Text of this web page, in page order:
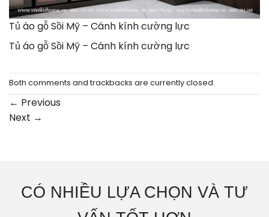
Tủ áo gỗ Sồi Mỹ – Cánh kính cường lực
Tủ áo gỗ Sồi Mỹ – Cánh kính cường lực
Both comments and trackbacks are currently closed.
← Previous
Next →
CÓ NHIỀU LỰA CHỌN VÀ TƯ